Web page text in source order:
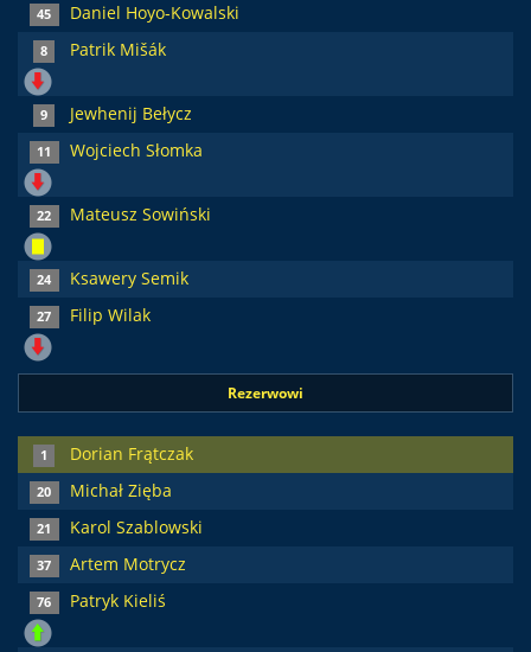
45 Daniel Hoyo-Kowalski
8 Patrik Mišák
9 Jewhenij Bełycz
11 Wojciech Słomka
22 Mateusz Sowiński
24 Ksawery Semik
27 Filip Wilak
Rezerwowi
1 Dorian Frątczak
20 Michał Zięba
21 Karol Szablowski
37 Artem Motrycz
76 Patryk Kieliś